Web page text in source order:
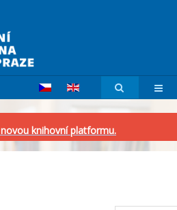
knihovní platformu.